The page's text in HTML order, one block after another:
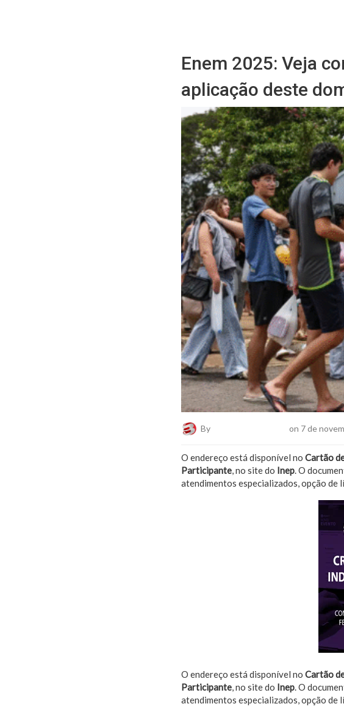
Enem 2025: Veja
aplicação deste
By on 7 de
O endereço está disponível no Cartão
Participante, no site do Inep. O
atendimentos especializados, opção
O endereço está disponível no Cartão
Participante, no site do Inep. O
atendimentos especializados, opção